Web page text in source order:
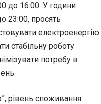
до 16:00. У години
23:00, просять
електроенергію.
стабільну роботу
потребу в
рівень споживання